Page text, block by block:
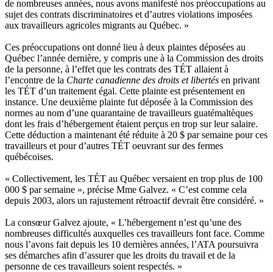
de nombreuses années, nous avons manifesté nos préoccupations au
sujet des contrats discriminatoires et d’autres violations imposées
aux travailleurs agricoles migrants au Québec. »
Ces préoccupations ont donné lieu à deux plaintes déposées au
Québec l’année dernière, y compris une à la Commission des droits
de la personne, à l’effet que les contrats des TÉT allaient à
l’encontre de la Charte canadienne des droits et libertés en privant
les TÉT d’un traitement égal. Cette plainte est présentement en
instance. Une deuxième plainte fut déposée à la Commission des
normes au nom d’une quarantaine de travailleurs guatémaltèques
dont les frais d’hébergement étaient perçus en trop sur leur salaire.
Cette déduction a maintenant été réduite à 20 $ par semaine pour ces
travailleurs et pour d’autres TÉT oeuvrant sur des fermes
québécoises.
« Collectivement, les TÉT au Québec versaient en trop plus de 100
000 $ par semaine », précise Mme Galvez. « C’est comme cela
depuis 2003, alors un rajustement rétroactif devrait être considéré. »
La consœur Galvez ajoute, « L’hébergement n’est qu’une des
nombreuses difficultés auxquelles ces travailleurs font face. Comme
nous l’avons fait depuis les 10 dernières années, l’ATA poursuivra
ses démarches afin d’assurer que les droits du travail et de la
personne de ces travailleurs soient respectés. »